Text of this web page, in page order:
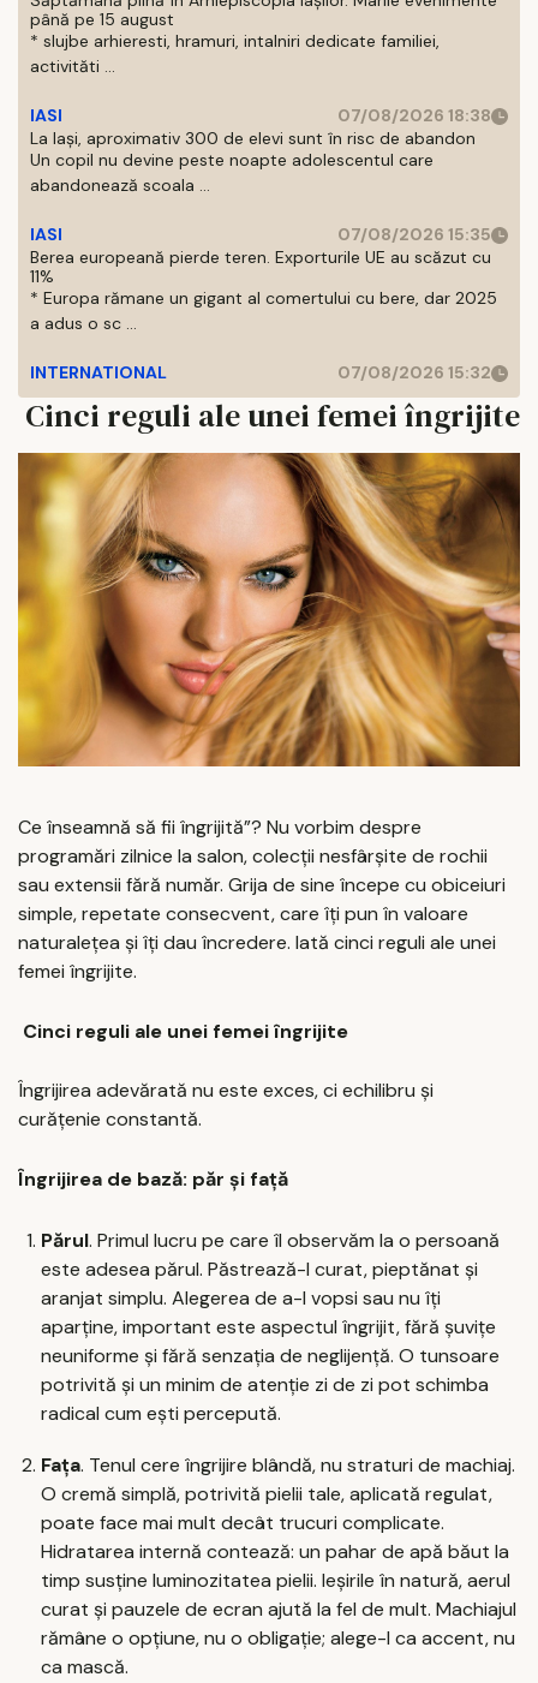
până pe 15 august
* slujbe arhieresti, hramuri, intalniri dedicate familiei,
activităti ...
IASI
07/08/2026 18:38
La Iași, aproximativ 300 de elevi sunt în risc de abandon
Un copil nu devine peste noapte adolescentul care
abandonează scoala ...
IASI
07/08/2026 15:35
Berea europeană pierde teren. Exporturile UE au scăzut cu
11%
* Europa rămane un gigant al comertului cu bere, dar 2025
a adus o sc ...
INTERNATIONAL 07/08/2026 15:32
Cinci reguli ale unei femei îngrijite
Ce înseamnă să fii îngrijită”? Nu vorbim despre
programări zilnice la salon, colecții nesfârșite de rochii
sau extensii fără număr. Grija de sine începe cu obiceiuri
simple, repetate consecvent, care îți pun în valoare
naturalețea și îți dau încredere. Iată cinci reguli ale unei
femei îngrijite.
Cinci reguli ale unei femei îngrijite
Îngrijirea adevărată nu este exces, ci echilibru și
curățenie constantă.
Îngrijirea de bază: păr și față
Părul. Primul lucru pe care îl observăm la o persoană
este adesea părul. Păstrează-l curat, pieptănat și
aranjat simplu. Alegerea de a-l vopsi sau nu îți
aparține, important este aspectul îngrijit, fără șuvițe
neuniforme și fără senzația de neglijență. O tunsoare
potrivită și un minim de atenție zi de zi pot schimba
radical cum ești percepută.
Fața. Tenul cere îngrijire blândă, nu straturi de machiaj.
O cremă simplă, potrivită pielii tale, aplicată regulat,
poate face mai mult decât trucuri complicate.
Hidratarea internă contează: un pahar de apă băut la
timp susține luminozitatea pielii. Ieșirile în natură, aerul
curat și pauzele de ecran ajută la fel de mult. Machiajul
rămâne o opțiune, nu o obligație; alege-l ca accent, nu
ca mască.